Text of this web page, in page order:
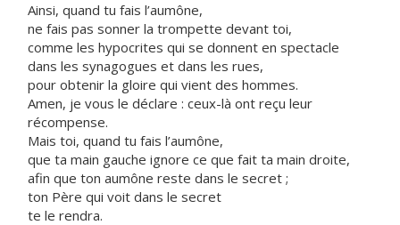
Ainsi, quand tu fais l’aumône,
ne fais pas sonner la trompette devant toi,
comme les hypocrites qui se donnent en spectacle
dans les synagogues et dans les rues,
pour obtenir la gloire qui vient des hommes.
Amen, je vous le déclare : ceux-là ont reçu leur
récompense.
Mais toi, quand tu fais l’aumône,
que ta main gauche ignore ce que fait ta main droite,
afin que ton aumône reste dans le secret ;
ton Père qui voit dans le secret
te le rendra.